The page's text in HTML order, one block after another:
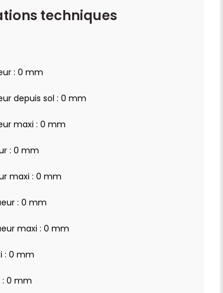
techniques
: 0 mm
depuis sol : 0 mm
maxi : 0 mm
: 0 mm
maxi : 0 mm
: 0 mm
maxi : 0 mm
: 0 mm
: 0 mm